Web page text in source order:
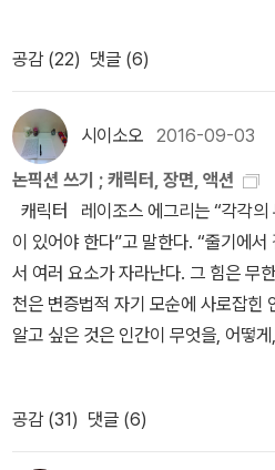
이 “뭐 도와줄 거 있나요?” 다가온다
고가의 메르세데스를 타고 있는 백인
거 같다. 그래 키가 크고 마른 체형의
와, 몸 좋은 건달 체형의 또 다른 흑인
도행위를 저지르기 위해서라고 단정
으로 걸어오는 건장한 청년을 향해 타
하고 잠깐 혼돈의 시간이 지나갔는데,
(남부지역에선 셔먼을 슈먼이라 발음
는지라 얼른 차를 타고 지상 고속도
먼이 잠깐 사이 차에 뭔가가 부딪힌
이 들어 영 개운하지가 않다. 그래 마
친 거 같은데, 혹시 키 큰 아이 아니었
개적으로 자기들이 지금 불륜관계라
이다.* 번역의 실수로 보입니다. 윌
이는데, 존 스타인 벡 [분노의 포도]로
행 내내 포크너의 소설을 읽고 있다
는. 윌리엄 포크너 지음, 공진호 옮
던런던에는 말하자면 우연히 가게 되
가야 하는 사정이 생겼는데, 런던을 경
김에 갔던 것이다. 런던에서는 3월
다. 그렇지만 나는 그동안 거의 아무
에만 틀어박혀 일을 하고 있었다.
하고 과묵한 도시다. 그런 인상이 뼛
략.....)나는 이 방에서 [댄스댄스댄스
지치면 근처의 서점에서 사온 잭 런
에 보면'독자의 발을 움켜쥔 채로 저
같은 독특한 섬뜩함이 서려있는 소설'
어울리는 그의 마지막 장편소설. 시
프리카에 그토록 염원하던 독립이 찾
전히 경제적 종속에서 벗어나지 못하
와 독재와 내전과 굶주림과 매판자본
으로 아프리카가 나가야 할 화해의 방
한 반半식민 시절을 겪은 한국인들
니 일독을 해보심이 어떨까. 2. V.S.
이폴을 다시 보게 만든 수작. 인도 이
의 수도 포트오브프랑스의 가난한 동
공해 런던의 얼스코트의 하숙집을 거
착한 나이폴. 미겔 스트리트에서 뛰
웨일스의 농촌을 완상하는 시각이 정
장소에 도착할 때마다 해결해야 하는
들어서 생깁니다. 그러니 사실 감히 ‘
좋았더라, 라고 하면서 책을 소개한다
간에 서론이 길면 재미없는 법, 곧바
니다. 순서는 제가 책을 읽은 날짜순입
가난이 직업인 시인. 평생 혼자였으나
주는 아내가 있고, 술값을 찔러주는 동
부로 할아버지라 불러주니 어찌 외
에서 뚝 떨어진 외계인이 아닌 이상
고함이 있었을 터. 굳이 그것을 에둘
와 잘 먹고 잘 살다 가노라 한 번 히쭉
음을 이리 헤집어 놓는지.2. 톰 울프,
또 하나의 <An American
들이는 와스프 출신의 채권전문 엘리
공감 (22) 댓글 (6)
시이소오 2016-09-03
논픽션 쓰기 ; 캐릭터, 장면, 액션
이 있어야 한다”고 말한다. “줄기에
서 여러 요소가 자라난다. 그 힘은 무
천은 변증법적 자기 모순에 사로잡힌 인간 캐
알고 싶은 것은 인간이 무엇을, 어떻
건의 총합이다. 모습, 말하는 방식, 걷
다. 욕망 인물의 가장 중요한 요소는 스토리를 움직이는 그의 욕망
공감 (31) 댓글 (6)